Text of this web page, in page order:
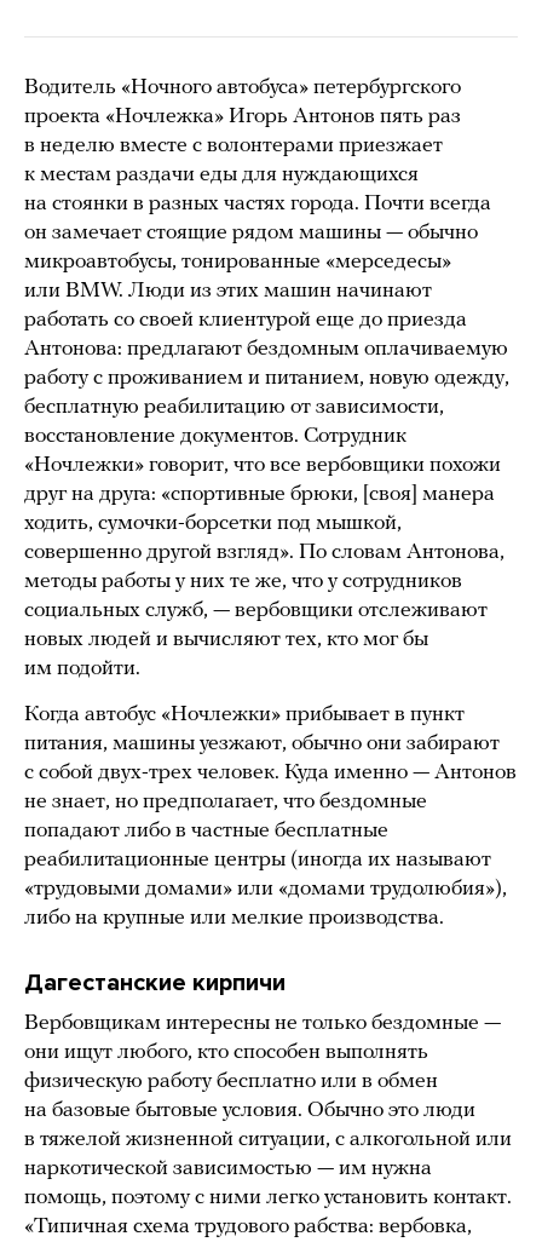
Водитель «Ночного автобуса» петербургского
проекта «Ночлежка» Игорь Антонов пять раз
в неделю вместе с волонтерами приезжает
к местам раздачи еды для нуждающихся
на стоянки в разных частях города. Почти всегда
он замечает стоящие рядом машины — обычно
микроавтобусы, тонированные «мерседесы»
или BMW. Люди из этих машин начинают
работать со своей клиентурой еще до приезда
Антонова: предлагают бездомным оплачиваемую
работу с проживанием и питанием, новую одежду,
бесплатную реабилитацию от зависимости,
восстановление документов. Сотрудник
«Ночлежки» говорит, что все вербовщики похожи
друг на друга: «спортивные брюки, [своя] манера
ходить, сумочки-борсетки под мышкой,
совершенно другой взгляд». По словам Антонова,
методы работы у них те же, что у сотрудников
социальных служб, — вербовщики отслеживают
новых людей и вычисляют тех, кто мог бы
им подойти.
Когда автобус «Ночлежки» прибывает в пункт
питания, машины уезжают, обычно они забирают
с собой двух-трех человек. Куда именно — Антонов
не знает, но предполагает, что бездомные
попадают либо в частные бесплатные
реабилитационные центры (иногда их называют
«трудовыми домами» или «домами трудолюбия»),
либо на крупные или мелкие производства.
Дагестанские кирпичи
Вербовщикам интересны не только бездомные —
они ищут любого, кто способен выполнять
физическую работу бесплатно или в обмен
на базовые бытовые условия. Обычно это люди
в тяжелой жизненной ситуации, с алкогольной или
наркотической зависимостью — им нужна
помощь, поэтому с ними легко установить контакт.
«Типичная схема трудового рабства: вербовка,